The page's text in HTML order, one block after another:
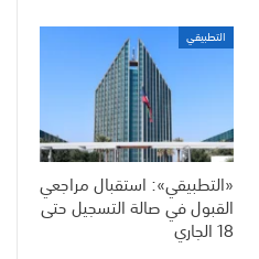
التطبيقي
«التطبيقي»: استقبال مراجعي
القبول في صالة التسجيل حتى
18 الجاري